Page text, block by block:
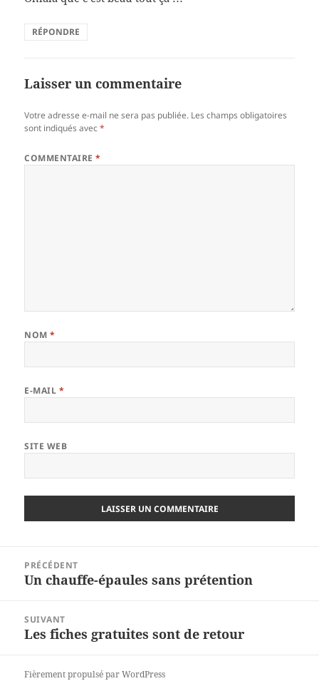
RÉPONDRE
Laisser un commentaire
Votre adresse e-mail ne sera pas publiée. Les champs obligatoires
sont indiqués avec*
COMMENTAIRE*
NOM*
E-MAIL *
SITE WEB
l’article
PRÉCÉDENT
Article
Un chauffe-épaules sans prétention
SUIVANT
Article
Les fiches gratuites sont de retour
Fièrement propulsé par WordPress